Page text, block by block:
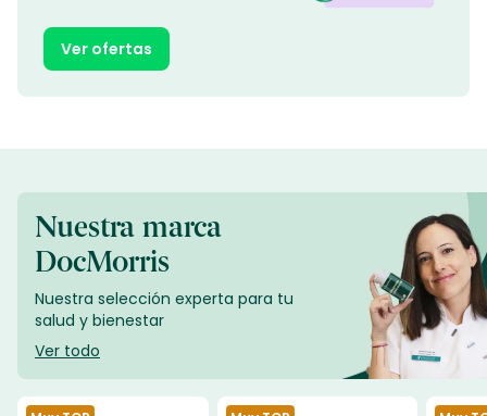
Ver ofertas
Nuestra marca
DocMorris
Nuestra selección experta para tu
salud y bienestar
Ver todo